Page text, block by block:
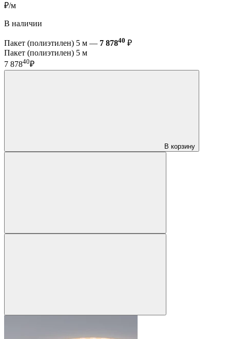
₽/м
В наличии
Пакет (полиэтилен) 5 м — 7 87840 ₽
Пакет (полиэтилен) 5 м
7 87840₽
В корзину